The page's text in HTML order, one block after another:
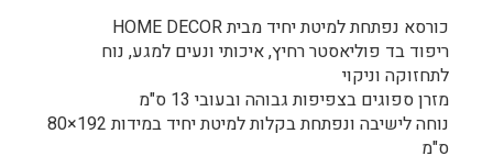
כורסא נפתחת למיטת יחיד מבית HOME DECOR
ריפוד בד פוליאסטר רחיץ, איכותי ונעים למגע, נוח
לתחזוקה וניקוי
מזרן ספוגים בצפיפות גבוהה ובעובי 13 ס"מ
נוחה לישיבה ונפתחת בקלות למיטת יחיד במידות 192×80
ס"מ